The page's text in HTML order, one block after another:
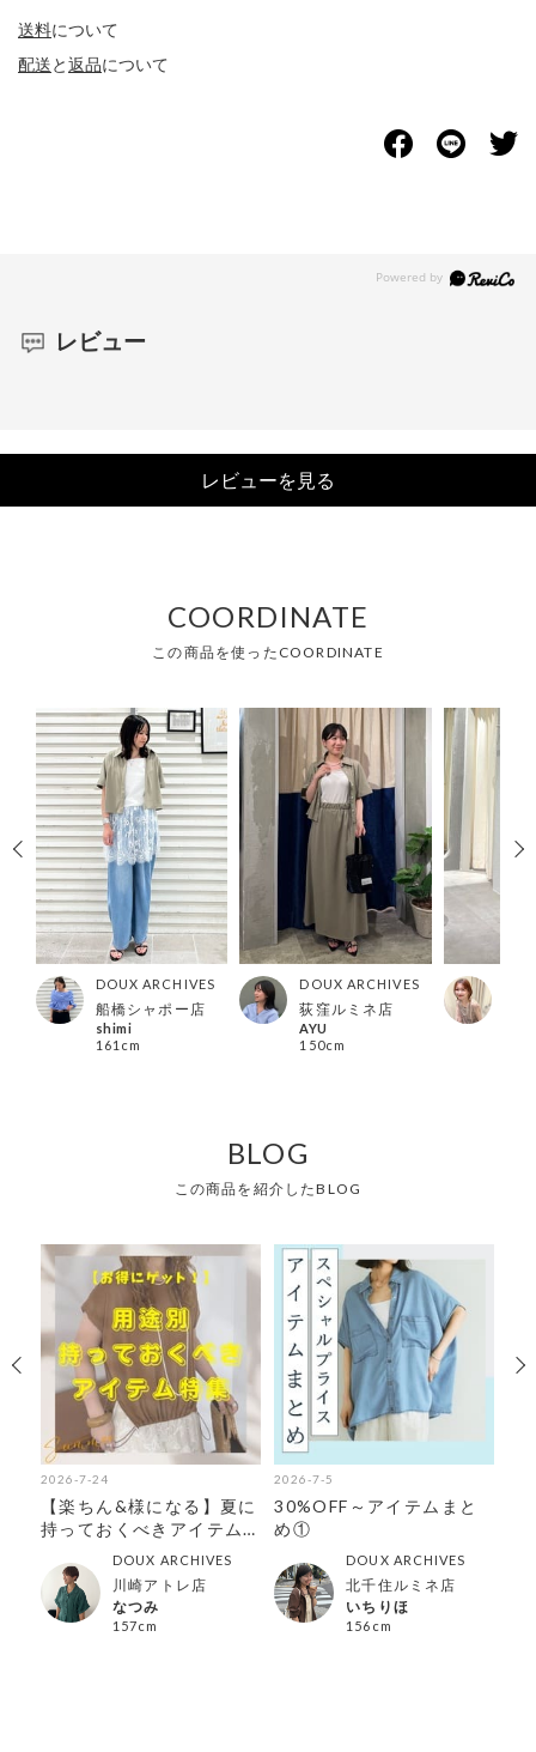
送料について
配送と返品について
レビュー
レビューを見る
COORDINATE
この商品を使ったCOORDINATE
DOUX ARCHIVES
船橋シャポー店
shimi
161cm
DOUX ARCHIVES
荻窪ルミネ店
AYU
150cm
BLOG
この商品を紹介したBLOG
2026-7-24
【楽ちん&様になる】夏に
持っておくべきアイテム
DOUX ARCHIVES
川崎アトレ店
なつみ
157cm
2026-7-5
30%OFF～アイテムまと
め①
DOUX ARCHIVES
北千住ルミネ店
いちりほ
156cm